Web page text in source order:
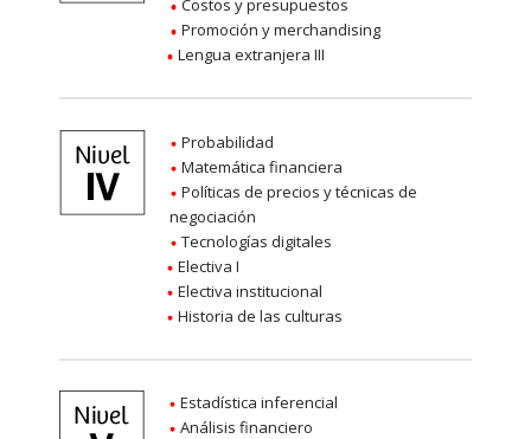
Costos y presupuestos
Promoción y merchandising
Lengua extranjera III
Probabilidad
Matemática financiera
Políticas de precios y técnicas de
negociación
Tecnologías digitales
Electiva I
Electiva institucional
Historia de las culturas
Estadística inferencial
Análisis financiero